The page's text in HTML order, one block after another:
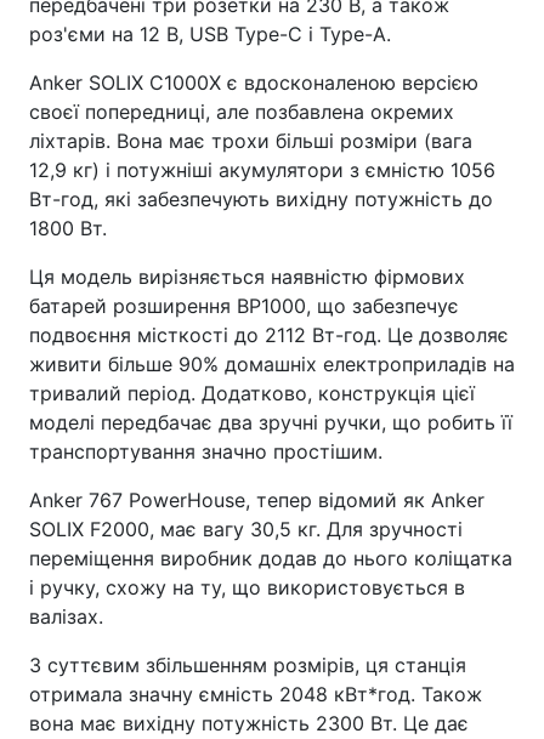
передбачені три розетки на 230 В, а також
роз'єми на 12 В, USB Type-C і Type-A.
Anker SOLIX C1000X є вдосконаленою версією
своєї попередниці, але позбавлена окремих
ліхтарів. Вона має трохи більші розміри (вага
12,9 кг) і потужніші акумулятори з ємністю 1056
Вт-год, які забезпечують вихідну потужність до
1800 Вт.
Ця модель вирізняється наявністю фірмових
батарей розширення BP1000, що забезпечує
подвоєння місткості до 2112 Вт-год. Це дозволяє
живити більше 90% домашніх електроприладів на
тривалий період. Додатково, конструкція цієї
моделі передбачає два зручні ручки, що робить її
транспортування значно простішим.
Anker 767 PowerHouse, тепер відомий як Anker
SOLIX F2000, має вагу 30,5 кг. Для зручності
переміщення виробник додав до нього коліщатка
і ручку, схожу на ту, що використовується в
валізах.
З суттєвим збільшенням розмірів, ця станція
отримала значну ємність 2048 кВт*год. Також
вона має вихідну потужність 2300 Вт. Це дає